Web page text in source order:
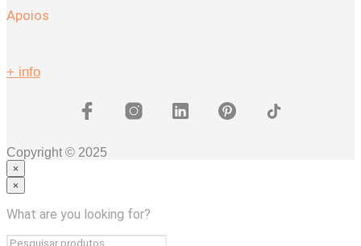
Apoios
+ info
Copyright © 2025
×
Coleção HERA
Quarto
×
What are you looking for?